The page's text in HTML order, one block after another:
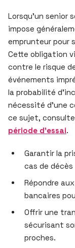
Lorsqu’un senior
impose
emprunteur pour
Cette obligation
contre le risque
événements
la probabilité
nécessité d’une
ce sujet,
période d’essai.
Garantir la
cas de
Répondre
bancaires
Offrir une
sécurisant
proches.